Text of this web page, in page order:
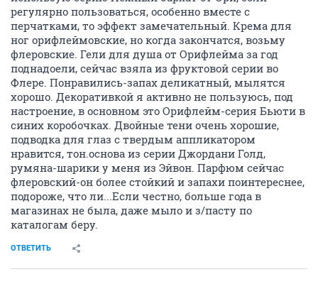
регулярно пользоваться, особенно вместе с
перчатками, то эффект замечательный. Крема для
ног орифлеймовские, но когда закончатся, возьму
флеровские. Гели для душа от Орифлейма за год
поднадоели, сейчас взяла из фруктовой серии во
Флере. Понравились-запах деликатный, мылятся
хорошо. Декоративкой я активно не пользуюсь, под
настроение, в основном это Орифлейм-серия Бьюти в
синих коробочках. Двойные тени очень хорошие,
подводка для глаз с твердым аппликатором
нравится, тон.основа из серии Джордани Голд,
румяна-шарики у меня из Эйвон. Парфюм сейчас
флеровский-он более стойкий и запахи поинтереснее,
подороже, что ли...Если честно, больше года в
магазинах не была, даже мыло и з/пасту по
каталогам беру.
ОТВЕТИТЬ